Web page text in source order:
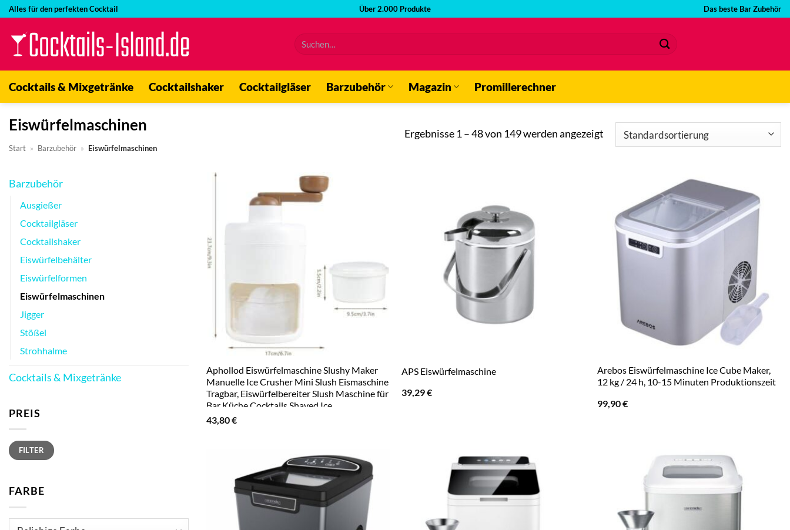
Zum
springen
Alles für den perfekten Cocktail Über 2.000 Produkte Das beste Bar Zubehör
Suchen
nach:
Cocktails & Mixgetränke Cocktailshaker Cocktailgläser Barzubehör Magazin Promillerechner
Eiswürfelmaschinen
Start » Barzubehör » Eiswürfelmaschinen
Ergebnisse 1 – 48 von 149 werden angezeigt
Barzubehör
Ausgießer
Cocktailgläser
Cocktailshaker
Eiswürfelbehälter
Eiswürfelformen
Eiswürfelmaschinen
Jigger
Stößel
Strohhalme
Cocktails & Mixgetränke
PREIS
Min.
Preis
Max.
PreisFILTER
FARBE
Aphollod Eiswürfelmaschine Slushy Maker
Manuelle Ice Crusher Mini Slush Eismaschine
Tragbar, Eiswürfelbereiter Slush Maschine für
Bar Küche Cocktails Shaved Ice
43,80€
APS Eiswürfelmaschine
39,29€
Arebos Eiswürfelmaschine Ice Cube Maker,
12 kg / 24 h, 10-15 Minuten Produktionszeit
99,90€